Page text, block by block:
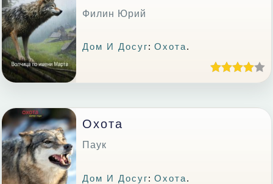
Филин Юрий
Дом И Досуг:Охота.
Охота
Паук
Дом И Досуг:Охота.